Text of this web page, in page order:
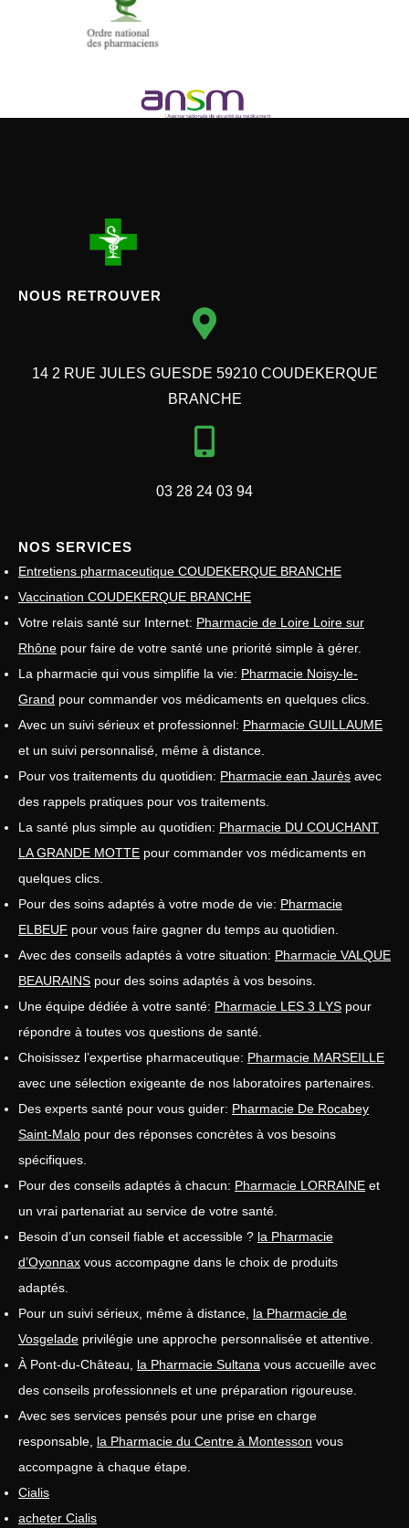
NOUS RETROUVER
14 2 RUE JULES GUESDE 59210 COUDEKERQUE
BRANCHE
03 28 24 03 94
NOS SERVICES
Entretiens pharmaceutique COUDEKERQUE BRANCHE
Vaccination COUDEKERQUE BRANCHE
Votre relais santé sur Internet: Pharmacie de Loire Loire sur
Rhône pour faire de votre santé une priorité simple à gérer.
La pharmacie qui vous simplifie la vie: Pharmacie Noisy-le-
Grand pour commander vos médicaments en quelques clics.
Avec un suivi sérieux et professionnel: Pharmacie GUILLAUME
et un suivi personnalisé, même à distance.
Pour vos traitements du quotidien: Pharmacie ean Jaurès avec
des rappels pratiques pour vos traitements.
La santé plus simple au quotidien: Pharmacie DU COUCHANT
LA GRANDE MOTTE pour commander vos médicaments en
quelques clics.
Pour des soins adaptés à votre mode de vie: Pharmacie
ELBEUF pour vous faire gagner du temps au quotidien.
Avec des conseils adaptés à votre situation: Pharmacie VALQUE
BEAURAINS pour des soins adaptés à vos besoins.
Une équipe dédiée à votre santé: Pharmacie LES 3 LYS pour
répondre à toutes vos questions de santé.
Choisissez l’expertise pharmaceutique: Pharmacie MARSEILLE
avec une sélection exigeante de nos laboratoires partenaires.
Des experts santé pour vous guider: Pharmacie De Rocabey
Saint-Malo pour des réponses concrètes à vos besoins
spécifiques.
Pour des conseils adaptés à chacun: Pharmacie LORRAINE et
un vrai partenariat au service de votre santé.
Besoin d’un conseil fiable et accessible ? la Pharmacie
d’Oyonnax vous accompagne dans le choix de produits
adaptés.
Pour un suivi sérieux, même à distance, la Pharmacie de
Vosgelade privilégie une approche personnalisée et attentive.
À Pont-du-Château, la Pharmacie Sultana vous accueille avec
des conseils professionnels et une préparation rigoureuse.
Avec ses services pensés pour une prise en charge
responsable, la Pharmacie du Centre à Montesson vous
accompagne à chaque étape.
Cialis
acheter Cialis